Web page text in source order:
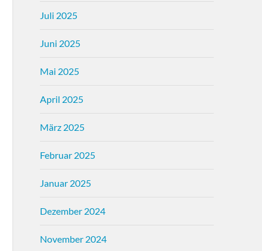
Juli 2025
Juni 2025
Mai 2025
April 2025
März 2025
Februar 2025
Januar 2025
Dezember 2024
November 2024